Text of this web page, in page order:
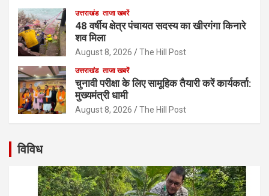
उत्तराखंड ताजा खबरें
48 वर्षीय क्षेत्र पंचायत सदस्य का खीरगंगा किनारे
शव मिला
August 8, 2026 The Hill Post
उत्तराखंड ताजा खबरें
चुनावी परीक्षा के लिए सामूहिक तैयारी करें कार्यकर्ता:
मुख्यमंत्री धामी
August 8, 2026 The Hill Post
विविध